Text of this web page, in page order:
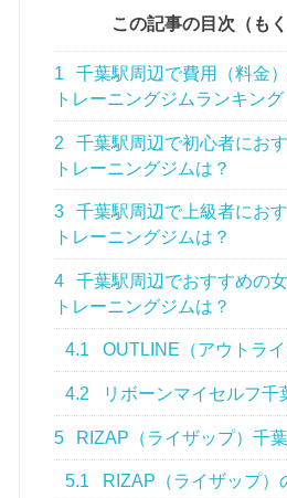
この記事の目次（もく
1
千葉駅周辺で費用（料金
トレーニングジムランキング
2
千葉駅周辺で初心者にお
トレーニングジムは？
3
千葉駅周辺で上級者にお
トレーニングジムは？
4
千葉駅周辺でおすすめの
トレーニングジムは？
4.1 OUTLINE（アウトラ
4.2 リボーンマイセルフ千
5 RIZAP（ライザップ）千
5.1 RIZAP（ライザップ）